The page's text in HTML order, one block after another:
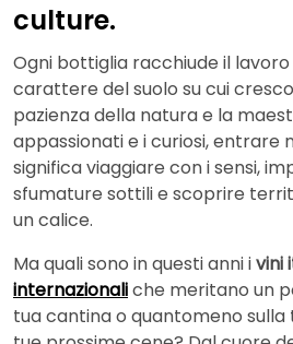
culture.
Ogni bottiglia racchiude il lavoro
carattere del suolo su cui
pazienza della natura e la
appassionati e i curiosi, entrare
significa viaggiare con i sensi,
sfumature sottili e scoprire
un calice.
Ma quali sono in questi anni ivini
internazionaliche meritano un
tua cantina o quantomeno